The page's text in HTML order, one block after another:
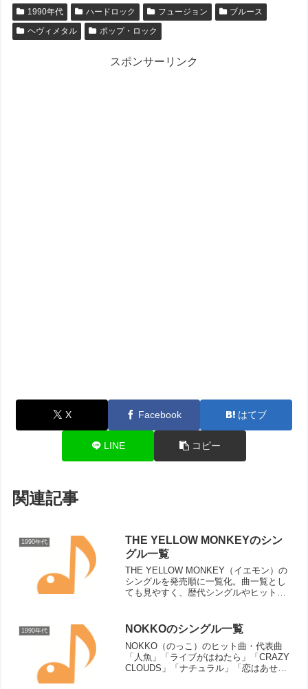
1990年代 ハードロック フュージョン
ブルース
ヘヴィメタル
ポップ・ロック
スポンサーリンク
X Facebook はてブ
LINE コピー
関連記事
1990年代
THE YELLOW MONKEYのシン
グル一覧
THE YELLOW MONKEY（イエモン）の
シングルを発売順に一覧化。曲一覧とし
ても見やすく、歴代シングルやヒット曲
1990年代 NOKKOのシングル一覧
NOKKO（のっこ）のヒット曲・代表曲
「人魚」「ライブがはねたら」「CRAZY
CLOUDS」「ナチュラル」「恋はあせら